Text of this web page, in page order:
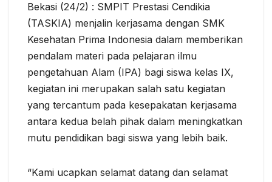
Bekasi (24/2) : SMPIT Prestasi Cendikia
(TASKIA) menjalin kerjasama dengan SMK
Kesehatan Prima Indonesia dalam memberikan
pendalam materi pada pelajaran ilmu
pengetahuan Alam (IPA) bagi siswa kelas IX,
kegiatan ini merupakan salah satu kegiatan
yang tercantum pada kesepakatan kerjasama
antara kedua belah pihak dalam meningkatkan
mutu pendidikan bagi siswa yang lebih baik.
“Kami ucapkan selamat datang dan selamat